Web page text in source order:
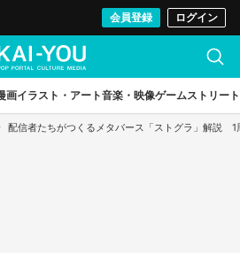
会員登録 ログイン
画イラスト・アート音楽・映像ゲームストリート
配信者たちがつくるメタバース「ストグラ」解説 1